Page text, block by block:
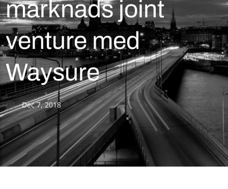
marknads joint
venture med
Waysure
Dec 7, 2018